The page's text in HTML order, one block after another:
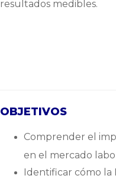
resultados medibles.
OBJETIVOS
Comprender el
en el mercado
Identificar cómo la